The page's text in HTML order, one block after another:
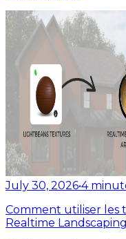
July 30, 2026•4
Comment utiliser les
Realtime